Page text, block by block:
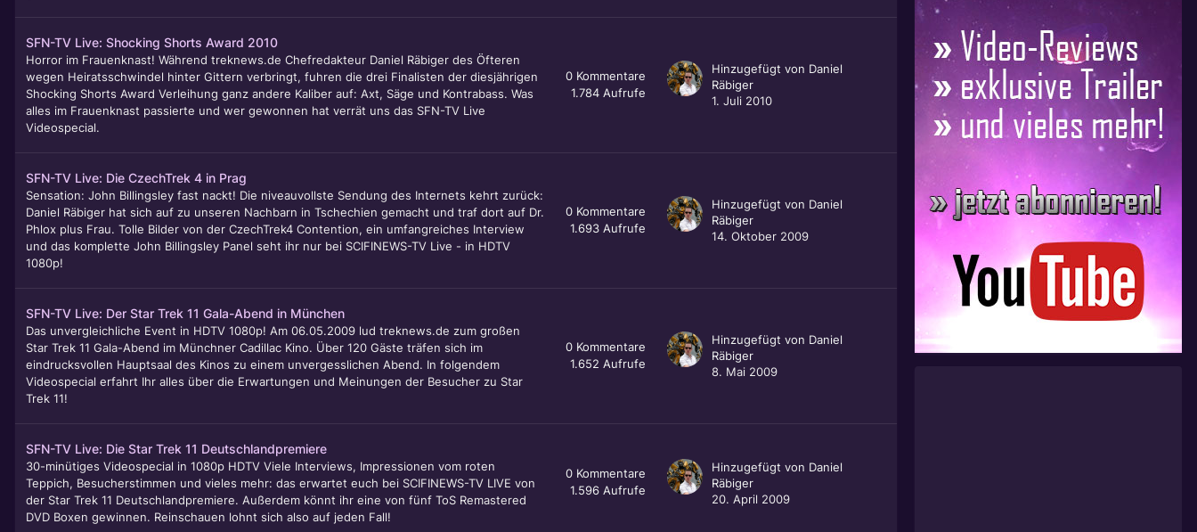
SFN-TV Live: Shocking Shorts Award 2010
Horror im Frauenknast! Während treknews.de Chefredakteur Daniel Räbiger des Öfteren
wegen Heiratsschwindel hinter Gittern verbringt, fuhren die drei Finalisten der diesjährigen
Shocking Shorts Award Verleihung ganz andere Kaliber auf: Axt, Säge und Kontrabass. Was
alles im Frauenknast passierte und wer gewonnen hat verrät uns das SFN-TV Live
Videospecial.
0 Kommentare
1.784 Aufrufe
Hinzugefügt von Daniel
Räbiger
1. Juli 2010
SFN-TV Live: Die CzechTrek 4 in Prag
Sensation: John Billingsley fast nackt! Die niveauvollste Sendung des Internets kehrt zurück:
Daniel Räbiger hat sich auf zu unseren Nachbarn in Tschechien gemacht und traf dort auf Dr.
Phlox plus Frau. Tolle Bilder von der CzechTrek4 Contention, ein umfangreiches Interview
und das komplette John Billingsley Panel seht ihr nur bei SCIFINEWS-TV Live - in HDTV
1080p!
0 Kommentare
1.693 Aufrufe
Hinzugefügt von Daniel
Räbiger
14. Oktober 2009
SFN-TV Live: Der Star Trek 11 Gala-Abend in München
Das unvergleichliche Event in HDTV 1080p! Am 06.05.2009 lud treknews.de zum großen
Star Trek 11 Gala-Abend im Münchner Cadillac Kino. Über 120 Gäste träfen sich im
eindrucksvollen Hauptsaal des Kinos zu einem unvergesslichen Abend. In folgendem
Videospecial erfahrt Ihr alles über die Erwartungen und Meinungen der Besucher zu Star
Trek 11!
0 Kommentare
1.652 Aufrufe
Hinzugefügt von Daniel
Räbiger
8. Mai 2009
SFN-TV Live: Die Star Trek 11 Deutschlandpremiere
30-minütiges Videospecial in 1080p HDTV Viele Interviews, Impressionen vom roten
Teppich, Besucherstimmen und vieles mehr: das erwartet euch bei SCIFINEWS-TV LIVE von
der Star Trek 11 Deutschlandpremiere. Außerdem könnt ihr eine von fünf ToS Remastered
DVD Boxen gewinnen. Reinschauen lohnt sich also auf jeden Fall!
0 Kommentare
1.596 Aufrufe
Hinzugefügt von Daniel
Räbiger
20. April 2009